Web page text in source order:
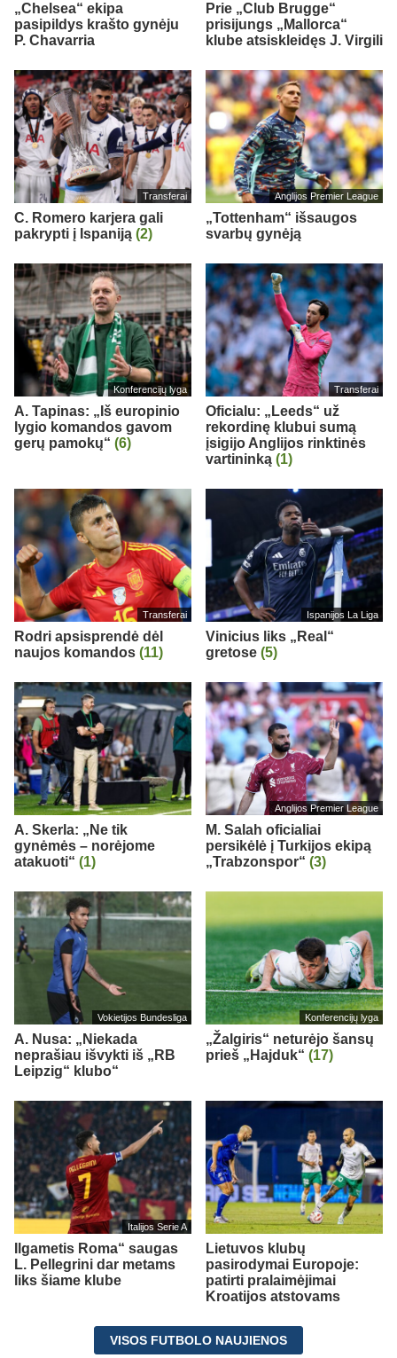
„Chelsea“ ekipa
pasipildys krašto gynėju
P. Chavarria
Prie „Club Brugge“
prisijungs „Mallorca“
klube atsiskleidęs J. Virgili
Transferai
C. Romero karjera gali
pakrypti į Ispaniją (2)
Anglijos Premier League
„Tottenham“ išsaugos
svarbų gynėją
Konferencijų lyga
A. Tapinas: „Iš europinio
lygio komandos gavom
gerų pamokų“ (6)
Transferai
Oficialu: „Leeds“ už
rekordinę klubui sumą
įsigijo Anglijos rinktinės
vartininką (1)
Transferai
Rodri apsisprendė dėl
naujos komandos (11)
Ispanijos La Liga
Vinicius liks „Real“
gretose (5)
A. Skerla: „Ne tik
gynėmės – norėjome
atakuoti“ (1)
Anglijos Premier League
M. Salah oficialiai
persikėlė į Turkijos ekipą
„Trabzonspor“ (3)
Vokietijos Bundesliga
A. Nusa: „Niekada
neprašiau išvykti iš „RB
Leipzig“ klubo“
Konferencijų lyga
„Žalgiris“ neturėjo šansų
prieš „Hajduk“ (17)
Italijos Serie A
Ilgametis Roma“ saugas
L. Pellegrini dar metams
liks šiame klube
Lietuvos klubų
pasirodymai Europoje:
patirti pralaimėjimai
Kroatijos atstovams
VISOS FUTBOLO NAUJIENOS